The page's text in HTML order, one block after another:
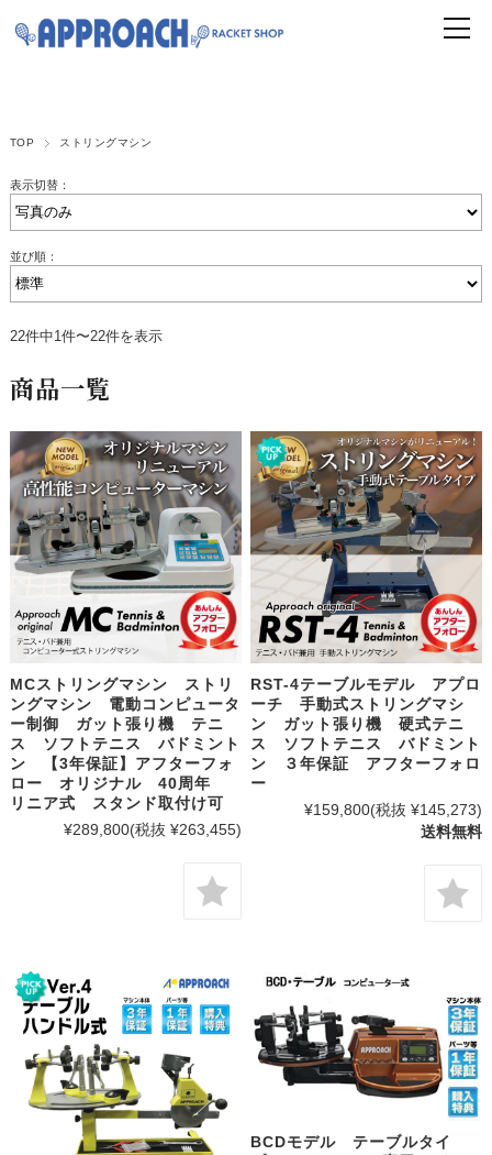
TOP ストリングマシン
表示切替：
並び順：
22件中1件〜22件を表示
商品一覧
MCストリングマシン ストリ
ングマシン 電動コンピュータ
ー制御 ガット張り機 テニ
ス ソフトテニス バドミント
ン 【3年保証】アフターフォ
ロー オリジナル 40周年
リニア式 スタンド取付け可
¥289,800(税抜 ¥263,455)
RST-4テーブルモデル アプロ
ーチ 手動式ストリングマシ
ン ガット張り機 硬式テニ
ス ソフトテニス バドミント
ン ３年保証 アフターフォロ
ー
¥159,800(税抜 ¥145,273)
送料無料
BCDモデル テーブルタイ